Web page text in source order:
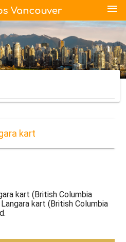
menu
kart
kart (British Columbia
kart (British Columbia